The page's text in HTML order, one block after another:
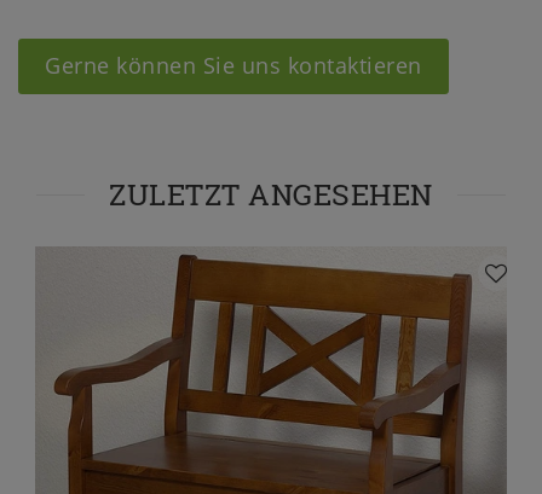
Gerne können Sie uns kontaktieren
ZULETZT ANGESEHEN